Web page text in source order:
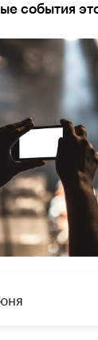
события